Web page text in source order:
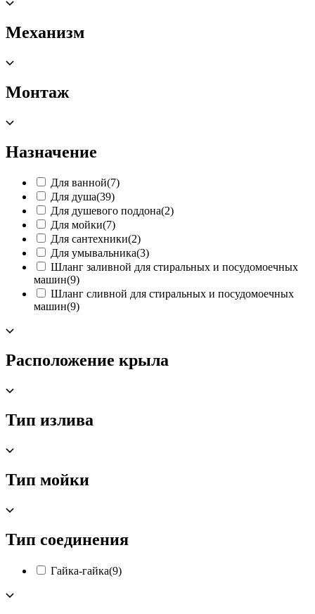
Механизм
Монтаж
Назначение
Для ванной(7)
Для душа(39)
Для душевого поддона(2)
Для мойки(7)
Для сантехники(2)
Для умывальника(3)
Шланг заливной для стиральных и посудомоечных
машин(9)
Шланг сливной для стиральных и посудомоечных
машин(9)
Расположение крыла
Тип излива
Тип мойки
Тип соединения
Гайка-гайка(9)